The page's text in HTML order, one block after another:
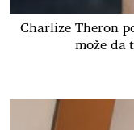
Charlize Theron
može da